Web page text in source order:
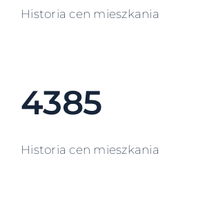
Historia cen mieszkania
4385
Historia cen mieszkania